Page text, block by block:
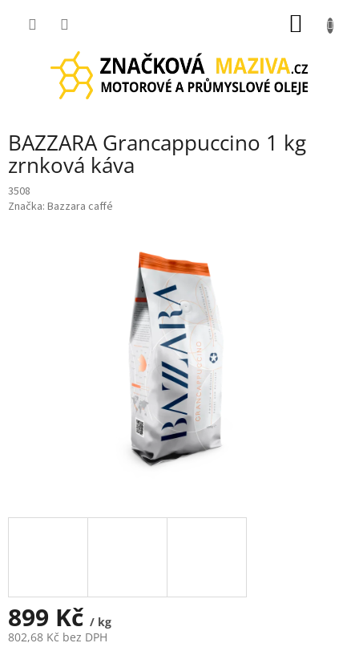
BAZZARA Grancappuccino 1 kg
zrnková káva
3508
Značka: Bazzara caffé
899 Kč / kg
802,68 Kč bez DPH